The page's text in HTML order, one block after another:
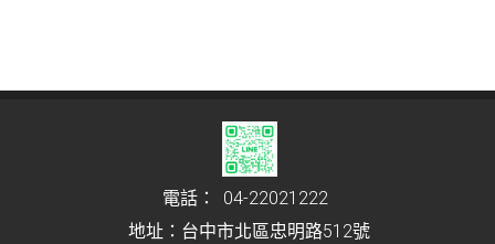
電話：
04-22021222
地址：台中市北區忠明路512號